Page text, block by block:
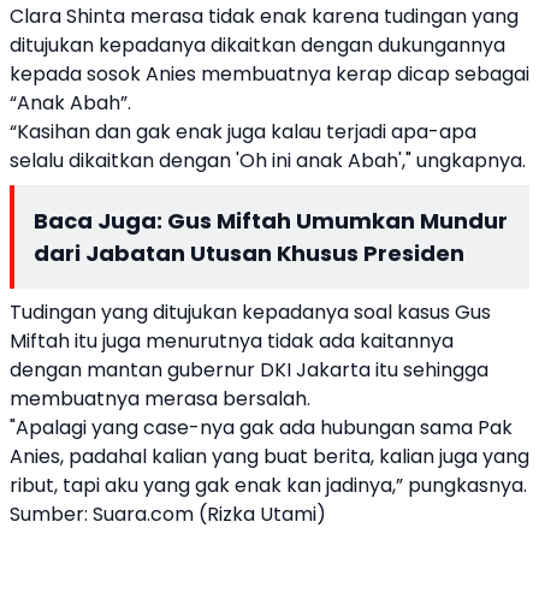
Clara Shinta merasa tidak enak karena tudingan yang
ditujukan kepadanya dikaitkan dengan dukungannya
kepada sosok Anies membuatnya kerap dicap sebagai
“Anak Abah”.
“Kasihan dan gak enak juga kalau terjadi apa-apa
selalu dikaitkan dengan 'Oh ini anak Abah'," ungkapnya.
Baca Juga: Gus Miftah Umumkan Mundur
dari Jabatan Utusan Khusus Presiden
Tudingan yang ditujukan kepadanya soal kasus Gus
Miftah itu juga menurutnya tidak ada kaitannya
dengan mantan gubernur DKI Jakarta itu sehingga
membuatnya merasa bersalah.
"Apalagi yang case-nya gak ada hubungan sama Pak
Anies, padahal kalian yang buat berita, kalian juga yang
ribut, tapi aku yang gak enak kan jadinya,” pungkasnya.
Sumber: Suara.com (Rizka Utami)